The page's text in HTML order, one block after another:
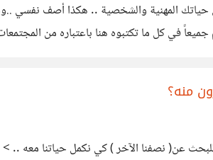
في حياتك المهنية والشخصية .. هكذا أصف
في كل ما تكتبوه هنا باعتباره من
منه؟
عن( نصفنا الآخر ) كي نكمل حياتنا معه ..